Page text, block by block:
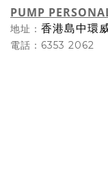
PUMP
地址： 香港島中環
電話：6353 2062